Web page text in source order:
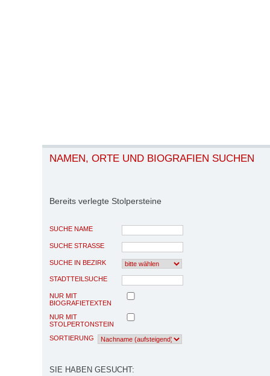
NAMEN, ORTE UND BIOGRAFIEN SUCHEN
Bereits verlegte Stolpersteine
SUCHE NAME
SUCHE STRASSE
SUCHE IN BEZIRK
STADTTEILSUCHE
NUR MIT
BIOGRAFIETEXTEN
NUR MIT
STOLPERTONSTEIN
SORTIERUNG
SIE HABEN GESUCHT: